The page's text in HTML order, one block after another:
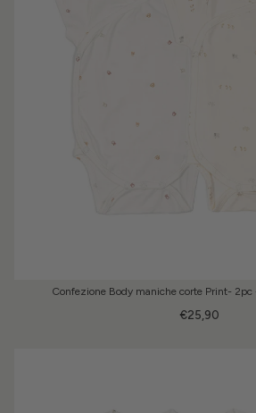
Confezione Body maniche corte Print- 2pc
€25,90